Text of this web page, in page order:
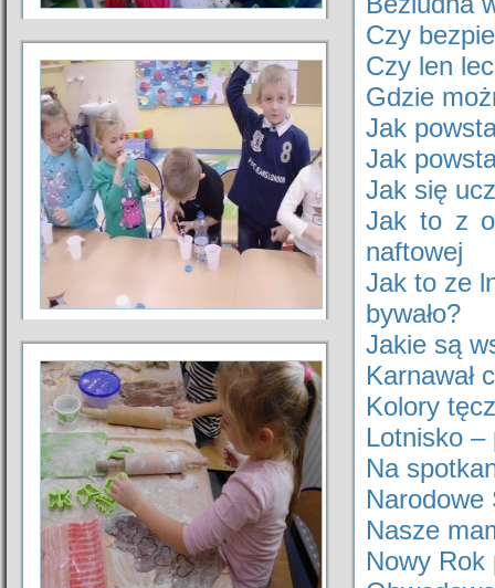
Czy
Czy len
Gdzie
Jak
Jak
Jak się
Jak to z
naftowej
Jak to ze
bywało?
Jakie są
Karnawał
Kolory
Lotnisko –
Na
Narodowe
Nasze
Nowy Rok